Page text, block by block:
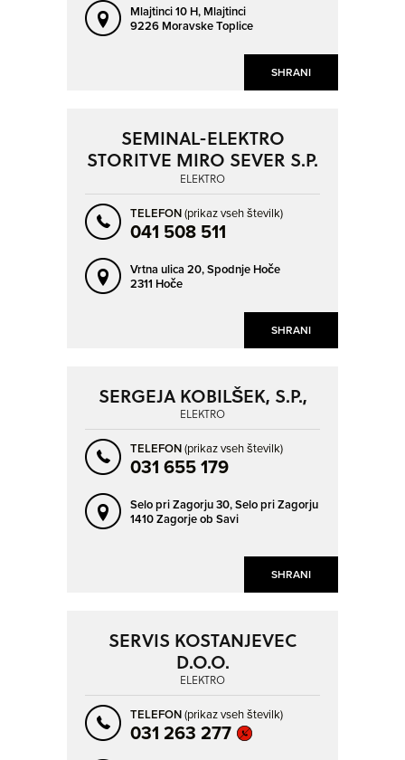
SHRANI
Mlajtinci 10 H, Mlajtinci
9226 Moravske Toplice
SHRANI
SEMINAL-ELEKTRO
STORITVE MIRO SEVER S.P.
ELEKTRO
TELEFON(prikaz vseh številk)
041 508 511
Vrtna ulica 20,Spodnje Hoče
2311 Hoče
SHRANI
SERGEJA KOBILŠEK, S.P.,
ELEKTRO
TELEFON(prikaz vseh številk)
031 655 179
Selo pri Zagorju 30,Selo pri Zagorju
1410 Zagorje ob Savi
SERVIS KOSTANJEVEC
D.O.O.
ELEKTRO
TELEFON(prikaz vseh številk)
031 263 277